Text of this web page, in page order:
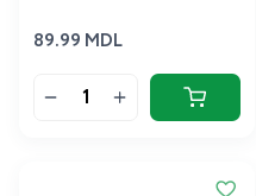
89.99 MDL